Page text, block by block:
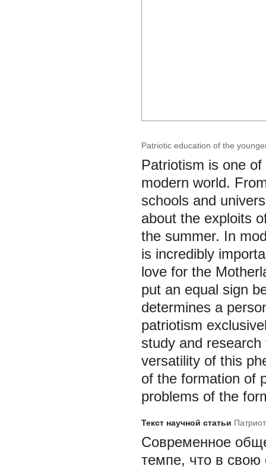
Patriotic education of the
Patriotism is one
modern world.
schools and
about the exploits
the summer. In
is incredibly
love for the
put an equal sign
determines a
patriotism
study and
versatility of this
of the formation of
problems of the
Текст научной статьи
Современное
темпе, что в свою